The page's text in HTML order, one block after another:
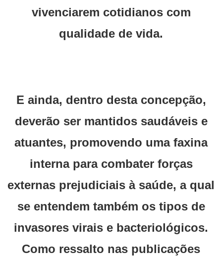
vivenciarem cotidianos com
qualidade de vida.
E ainda, dentro desta concepção,
deverão ser mantidos saudáveis e
atuantes, promovendo uma faxina
interna para combater forças
externas prejudiciais à saúde, a qual
se entendem também os tipos de
invasores virais e bacteriológicos.
Como ressalto nas publicações